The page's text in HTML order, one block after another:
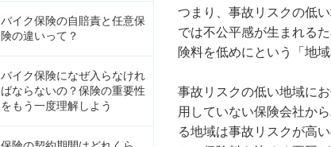
バイク保険の自賠責と任意保
険の違いって？
バイク保険になぜ入らなけれ
ばならないの？保険の重要性
をもう一度理解しよう
つまり、事故リスクの低
では不公平感が生まれる
険料を低めにという「地
事故リスクの低い地域に
用していない保険会社か
る地域は事故リスクが高